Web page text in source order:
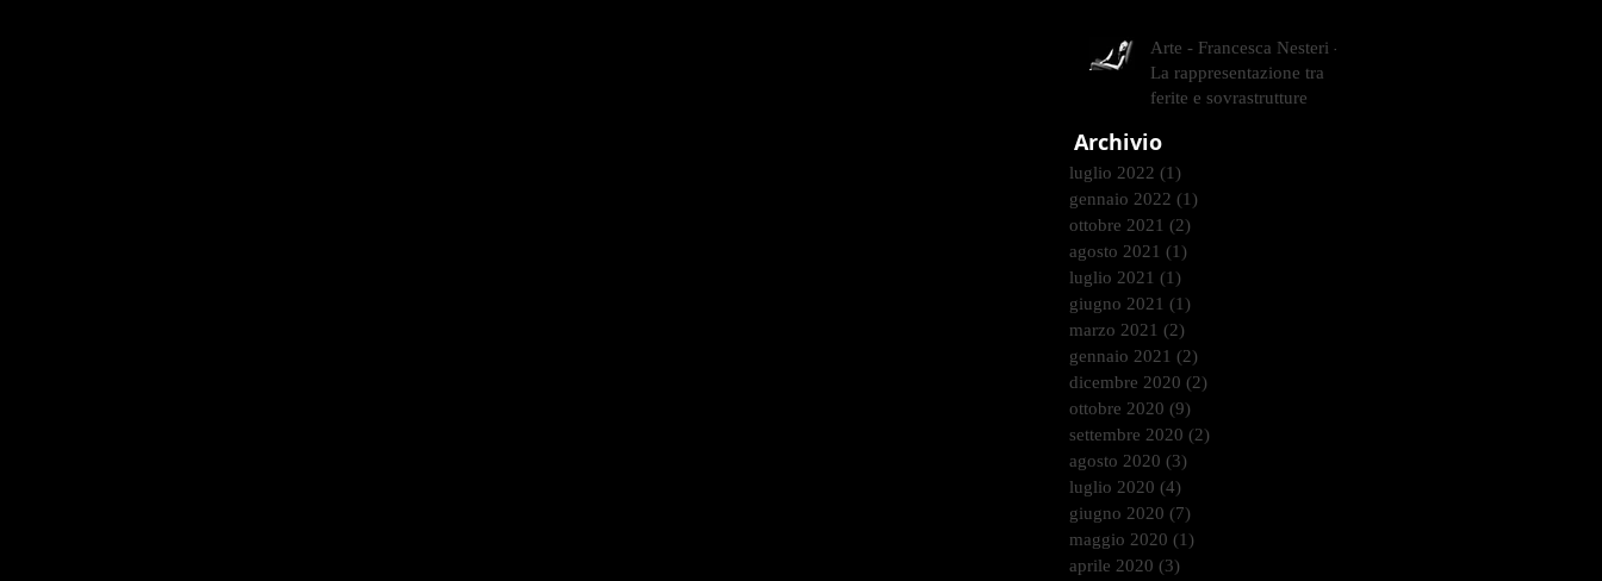
Arte - Francesca Nesteri -
La rappresentazione tra
ferite e sovrastrutture
Archivio
luglio 2022 (1)
gennaio 2022 (1)
ottobre 2021 (2)
agosto 2021 (1)
luglio 2021 (1)
giugno 2021 (1)
marzo 2021 (2)
gennaio 2021 (2)
dicembre 2020 (2)
ottobre 2020 (9)
settembre 2020 (2)
agosto 2020 (3)
luglio 2020 (4)
giugno 2020 (7)
maggio 2020 (1)
aprile 2020 (3)